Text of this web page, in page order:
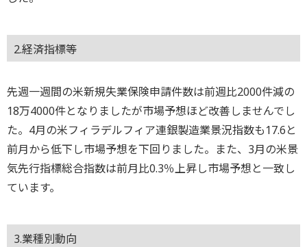
2.経済指標等
先週一週間の米新規失業保険申請件数は前週比2000件減の
18万4000件となりましたが市場予想ほど改善しませんでし
た。4月の米フィラデルフィア連銀製造業景況指数も17.6と
前月から低下し市場予想を下回りました。また、3月の米景
気先行指標総合指数は前月比0.3％上昇し市場予想と一致し
ています。
3.業種別動向